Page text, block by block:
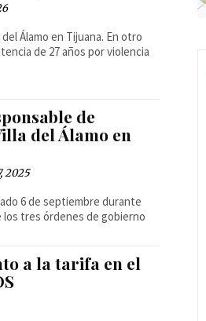
Álamo en Tijuana. En otro
de 27 años por violencia
de
del Álamo en
2025
6 de septiembre durante
tres órdenes de gobierno
a la tarifa en el